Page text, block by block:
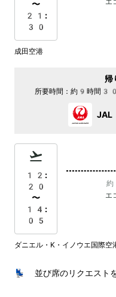
〜
21:
30
エ
成田空港
帰
所要時間： 約9時間
JAL
12:
20
〜
14:
05
エ
ダニエル・K・イノウエ国際空
💺 並び席のリクエスト